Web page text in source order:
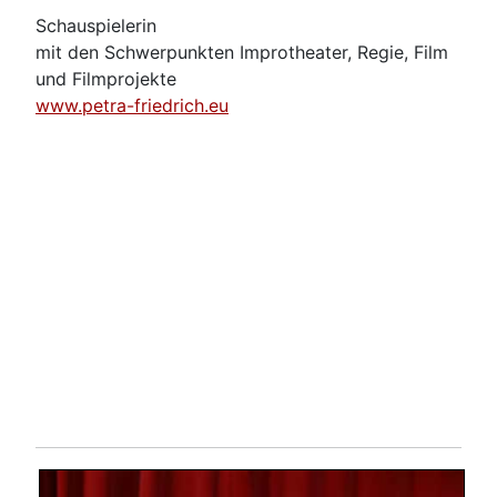
Schauspielerin
mit den Schwerpunkten Improtheater, Regie, Film
und Filmprojekte
www.petra-friedrich.eu